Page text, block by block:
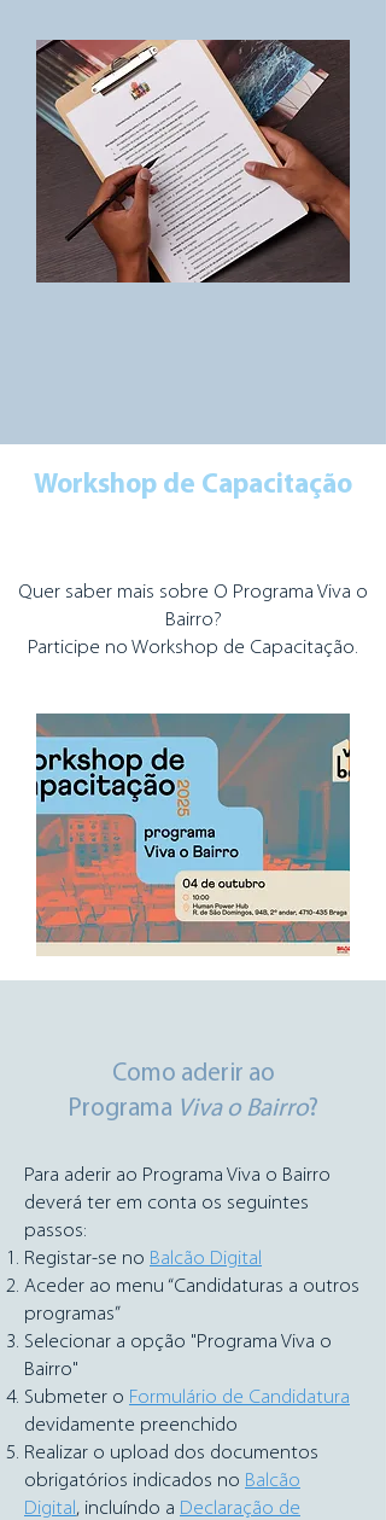
Workshop de Capacitação
Quer saber mais sobre O Programa Viva o
Bairro?
Participe no Workshop de Capacitação.
Como aderir ao
Programa Viva o Bairro?
Para aderir ao Programa Viva o Bairro
deverá ter em conta os seguintes
passos:
Registar-se no Balcão Digital
Aceder ao menu “Candidaturas a outros
programas”
Selecionar a opção "Programa Viva o
Bairro"
Submeter o Formulário de Candidatura
devidamente preenchido
Realizar o upload dos documentos
obrigatórios indicados no Balcão
Digital , incluíndo a Declaração de